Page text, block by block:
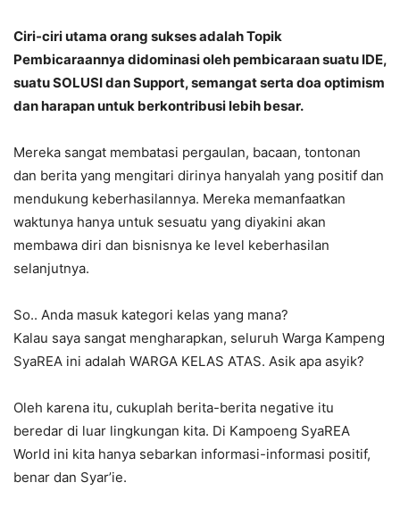
Ciri-ciri utama orang sukses adalah Topik
Pembicaraannya didominasi oleh pembicaraan suatu IDE,
suatu SOLUSI dan Support, semangat serta doa optimism
dan harapan untuk berkontribusi lebih besar.
Mereka sangat membatasi pergaulan, bacaan, tontonan
dan berita yang mengitari dirinya hanyalah yang positif dan
mendukung keberhasilannya. Mereka memanfaatkan
waktunya hanya untuk sesuatu yang diyakini akan
membawa diri dan bisnisnya ke level keberhasilan
selanjutnya.
So.. Anda masuk kategori kelas yang mana?
Kalau saya sangat mengharapkan, seluruh Warga Kampeng
SyaREA ini adalah WARGA KELAS ATAS. Asik apa asyik?
Oleh karena itu, cukuplah berita-berita negative itu
beredar di luar lingkungan kita. Di Kampoeng SyaREA
World ini kita hanya sebarkan informasi-informasi positif,
benar dan Syar’ie.